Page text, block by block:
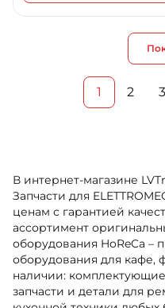
1 2 3
В интернет-магазине
Запчасти для
ценам с гарантией
ассортимент
оборудования HoReCa –
оборудования для кафе,
наличии:
запчасти и детали для